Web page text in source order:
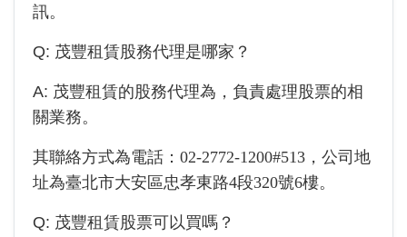
訊。
Q: 茂豐租賃股務代理是哪家？
A: 茂豐租賃的股務代理為 ，負責處理股票的相
關業務。
其聯絡方式為電話： 02-2772-1200#513 ，公司地
址為臺北市大安區忠孝東路4段320號6樓。
Q: 茂豐租賃股票可以買嗎？